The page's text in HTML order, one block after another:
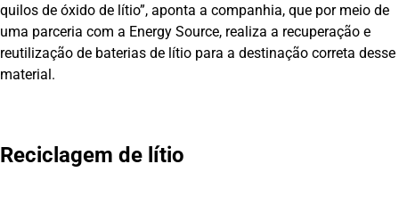
quilos de óxido de lítio”, aponta a companhia, que por meio de
uma parceria com a Energy Source, realiza a recuperação e
reutilização de baterias de lítio para a destinação correta desse
material.
Reciclagem de lítio